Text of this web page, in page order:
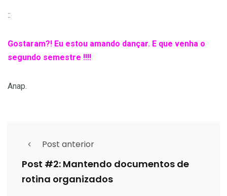
::
Gostaram?! Eu estou amando dançar. E que venha o
segundo semestre !!!!
Anap.
Post anterior
Post #2: Mantendo documentos de
rotina organizados